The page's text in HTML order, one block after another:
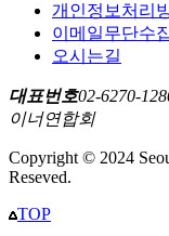
개인정보처리
이메일무단수
오시는길
대표번호02-6270-
이너연합회
Copyright © 2024
Reseved.
TOP